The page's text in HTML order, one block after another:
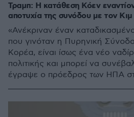
Τραμπ: Η κατάθεση Κόεν
αποτυχία της συνόδου με τον
«Ανέκριναν έναν
που γινόταν η Πυρηνική
Κορέα, είναι ίσως ένα νέο
πολιτικής και μπορεί να
έγραψε ο πρόεδρος των ΗΠΑ